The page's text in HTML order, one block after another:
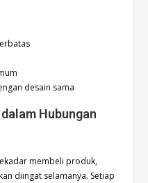
desain sama
Hubungan
membeli produk,
diingat selamanya. Setiap